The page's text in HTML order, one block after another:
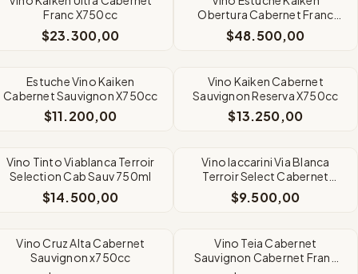
Franc X750cc
$23.300,00
Obertura Cabernet Franc
X750cc
$48.500,00
Estuche Vino Kaiken
Cabernet Sauvignon X750cc
$11.200,00
Vino Kaiken Cabernet
Sauvignon Reserva X750cc
$13.250,00
Vino Tinto Viablanca Terroir
Selection Cab Sauv 750ml
$14.500,00
Vino Iaccarini Via Blanca
Terroir Select Cabernet
Sauvignon x750cc
$9.500,00
Vino Cruz Alta Cabernet
Sauvignon x750cc
Vino Teia Cabernet
Sauvignon Cabernet Franc